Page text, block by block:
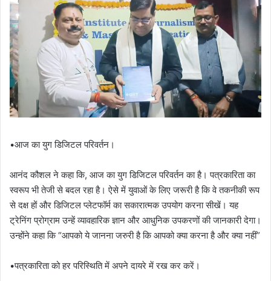
•आज का युग डिजिटल परिवर्तन।
आनंद कौशल ने कहा कि, आज का युग डिजिटल परिवर्तन का है। पत्रकारिता का
स्वरूप भी तेजी से बदल रहा है। ऐसे में युवाओं के लिए जरूरी है कि वे तकनीकी रूप
से दक्ष हों और डिजिटल प्लेटफॉर्म का सकारात्मक उपयोग करना सीखें। यह
ट्रेनिंग प्रोग्राम उन्हें व्यावहारिक ज्ञान और आधुनिक उपकरणों की जानकारी देगा।
उन्होंने कहा कि “आपको ये जानना जरुरी है कि आपको क्या करना है और क्या नहीं”
•पत्रकारिता को हर परिस्थिति में अपने दायरे में रख कर करें।